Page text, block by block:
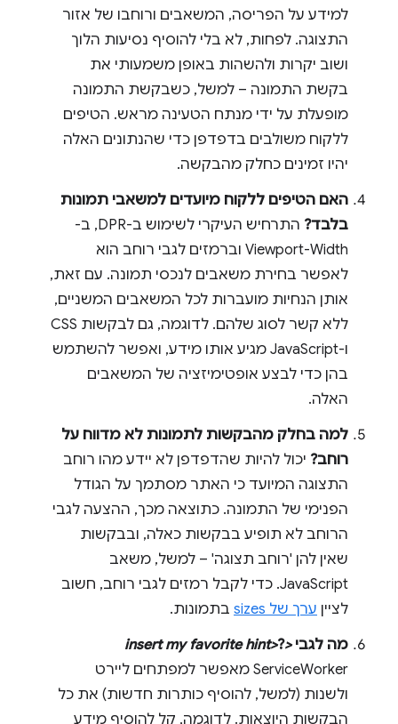
למידע על הפריסה, המשאבים ורוחבו של אזור
התצוגה. לפחות, לא בלי להוסיף נסיעות הלוך
ושוב יקרות ולהשהות באופן משמעותי את
בקשת התמונה – למשל, כשבקשת התמונה
מופעלת על ידי מנתח הטעינה מראש. הטיפים
ללקוח משולבים בדפדפן כדי שהנתונים האלה
יהיו זמינים כחלק מהבקשה.
האם הטיפים ללקוח מיועדים למשאבי תמונות
בלבד?
התרחיש העיקרי לשימוש ב-DPR, ב-
Viewport-Width וברמזים לגבי רוחב הוא
לאפשר בחירת משאבים לנכסי תמונה. עם זאת,
אותן הנחיות מועברות לכל המשאבים המשניים,
ללא קשר לסוג שלהם. לדוגמה, גם לבקשות CSS
ו-JavaScript מגיע אותו מידע, ואפשר להשתמש
בהן כדי לבצע אופטימיזציה של המשאבים
האלה.
למה בחלק מהבקשות לתמונות לא מדווח על
רוחב? יכול להיות שהדפדפן לא יידע מהו רוחב
התצוגה המיועד כי האתר מסתמך על הגודל
הפנימי של התמונה. כתוצאה מכך, ההצעה לגבי
הרוחב לא תופיע בבקשות כאלה, ובבקשות
שאין להן 'רוחב תצוגה' – למשל, משאב
JavaScript. כדי לקבל רמזים לגבי רוחב, חשוב
לציין ערך של sizes
בתמונות.
מה לגבי<insert my favorite hint>
?
ServiceWorker מאפשר למפתחים ליירט
ולשנות (למשל, להוסיף כותרות חדשות) את כל
הבקשות היוצאות. לדוגמה, קל להוסיף מידע